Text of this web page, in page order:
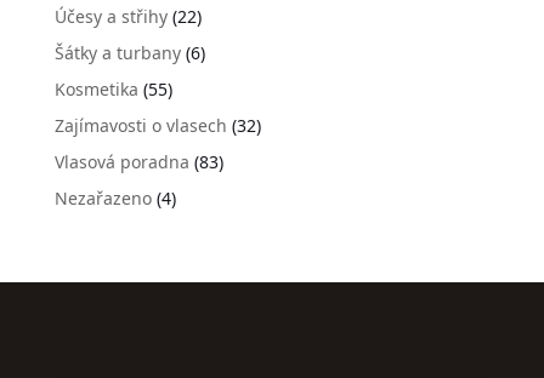
Účesy a střihy(22)
Šátky a turbany(6)
Kosmetika (55)
Zajímavosti o vlasech (32)
Vlasová poradna (83)
Nezařazeno(4)